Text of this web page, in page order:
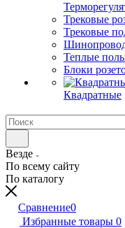
Трековые
Трековые
Теплые
Блоки
Квадратные
Везде
По всему сайту
По каталогу
Сравнение0
Избранные товары 0